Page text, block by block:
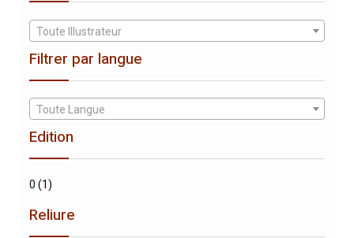
Toute Illustrateur
Filtrer par langue
Toute Langue
Edition
0 (1)
Reliure